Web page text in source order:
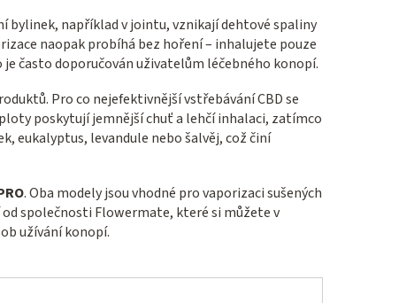
bylinek, například v jointu, vznikají dehtové spaliny
naopak probíhá bez hoření – inhalujete pouze
často doporučován uživatelům léčebného konopí.
Pro co nejefektivnější vstřebávání CBD se
poskytují jemnější chuť a lehčí inhalaci, zatímco
eukalyptus, levandule nebo šalvěj, což činí
. Oba modely jsou vhodné pro vaporizaci sušených
společnosti Flowermate, které si můžete v
užívání konopí.